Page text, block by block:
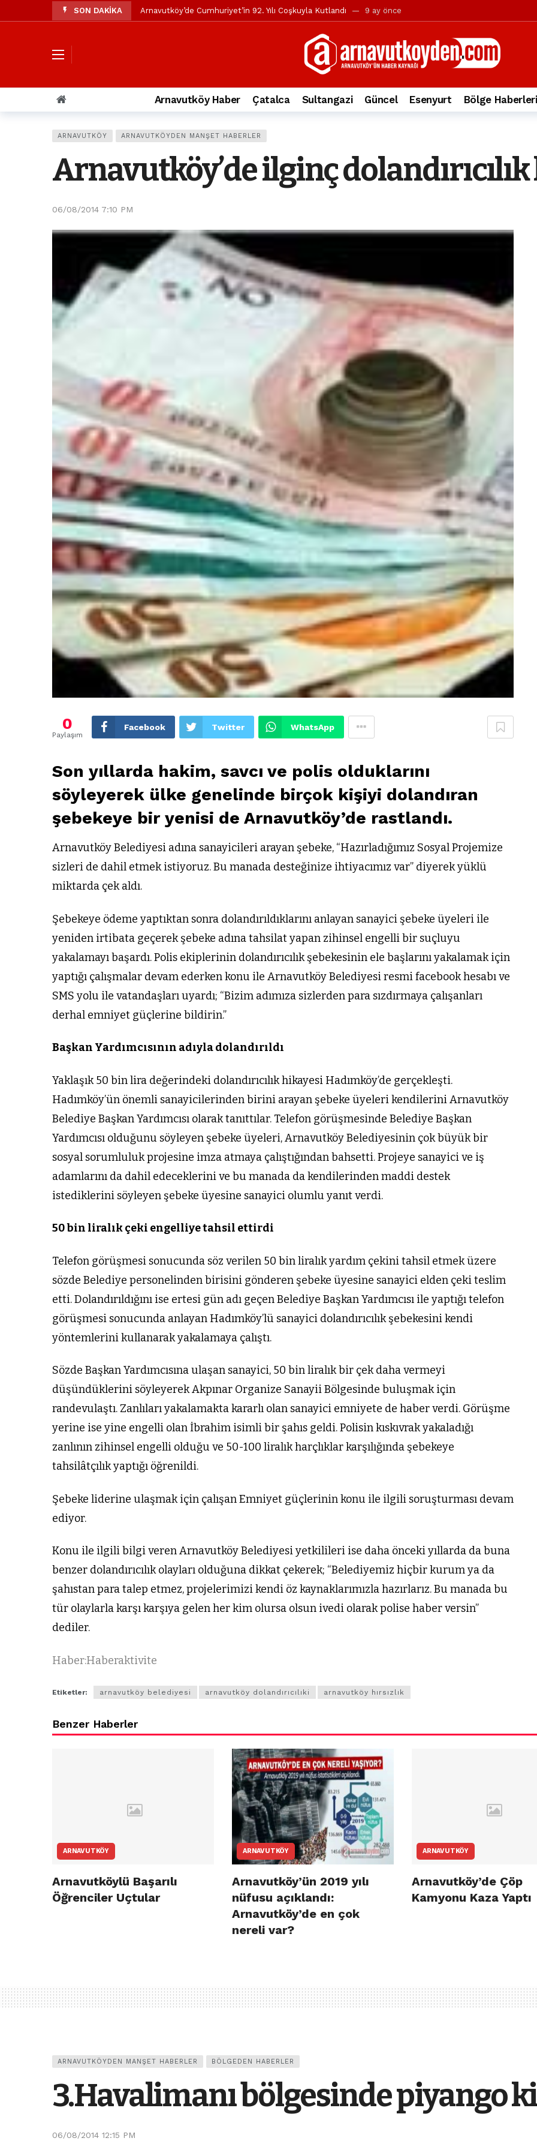
SON DAKİKA Arnavutköy’de Cumhuriyet’in 92. Yılı Coşkuyla Kutlandı 9 ay önce
Özgür Özel’den Arnavutköy Belediyesi’ne ve Mustafa Candaroğlu’na yönelik suçlamalar 10 ay önce
Arnavutköy’ün nüfusu 2024 yılında 344.868’e ulaştı 2 yıl önce
Arnavutköy Taşoluk’ta seyir halindeki otomobil alev alev yandı. 2 yıl önce
Arnavutköy İmrahor Mahallesi sakinleri protesto gösterisi düzenledi 2 yıl önce
Toprak kaydı: 3 hafriyat kamyonu birbirlerinin üzerine devrildi
İstanbul Havalimanı yolundaki kazada, taksideki yolcu öldü 3 yıl önce
Arnavutkoy Belediyesi’ne su baskını tepkisi 3 yıl önce
Arnavutköy Haber Çatalca Sultangazi Güncel Esenyurt Bölge Haberleri
ARNAVUTKÖY ARNAVUTKÖYDEN MANŞET HABERLER
Arnavutköy’de ilginç
06/08/2014 7:10 PM
0
Paylaşım
Facebook Twitter WhatsApp
Son yıllarda hakim, savcı ve polis olduklarını
söyleyerek ülke genelinde birçok kişiyi dolandıran
şebekeye bir yenisi de Arnavutköy’de rastlandı.
Arnavutköy Belediyesi adına sanayicileri arayan şebeke, “Hazırladığımız Sosyal Projemize
sizleri de dahil etmek istiyoruz. Bu manada desteğinize ihtiyacımız var” diyerek yüklü
miktarda çek aldı.
Şebekeye ödeme yaptıktan sonra dolandırıldıklarını anlayan sanayici şebeke üyeleri ile
yeniden irtibata geçerek şebeke adına tahsilat yapan zihinsel engelli bir suçluyu
yakalamayı başardı. Polis ekiplerinin dolandırıcılık şebekesinin ele başlarını yakalamak için
yaptığı çalışmalar devam ederken konu ile Arnavutköy Belediyesi resmi facebook hesabı ve
SMS yolu ile vatandaşları uyardı; “Bizim adımıza sizlerden para sızdırmaya çalışanları
derhal emniyet güçlerine bildirin.”
Başkan Yardımcısının adıyla dolandırıldı
Yaklaşık 50 bin lira değerindeki dolandırıcılık hikayesi Hadımköy’de gerçekleşti.
Hadımköy’ün önemli sanayicilerinden birini arayan şebeke üyeleri kendilerini Arnavutköy
Belediye Başkan Yardımcısı olarak tanıttılar. Telefon görüşmesinde Belediye Başkan
Yardımcısı olduğunu söyleyen şebeke üyeleri, Arnavutköy Belediyesinin çok büyük bir
sosyal sorumluluk projesine imza atmaya çalıştığından bahsetti. Projeye sanayici ve iş
adamlarını da dahil edeceklerini ve bu manada da kendilerinden maddi destek
istediklerini söyleyen şebeke üyesine sanayici olumlu yanıt verdi.
50 bin liralık çeki engelliye tahsil ettirdi
Telefon görüşmesi sonucunda söz verilen 50 bin liralık yardım çekini tahsil etmek üzere
sözde Belediye personelinden birisini gönderen şebeke üyesine sanayici elden çeki teslim
etti. Dolandırıldığını ise ertesi gün adı geçen Belediye Başkan Yardımcısı ile yaptığı telefon
görüşmesi sonucunda anlayan Hadımköy’lü sanayici dolandırıcılık şebekesini kendi
yöntemlerini kullanarak yakalamaya çalıştı.
Sözde Başkan Yardımcısına ulaşan sanayici, 50 bin liralık bir çek daha vermeyi
düşündüklerini söyleyerek Akpınar Organize Sanayii Bölgesinde buluşmak için
randevulaştı. Zanlıları yakalamakta kararlı olan sanayici emniyete de haber verdi. Görüşme
yerine ise yine engelli olan İbrahim isimli bir şahıs geldi. Polisin kıskıvrak yakaladığı
zanlının zihinsel engelli olduğu ve 50-100 liralık harçlıklar karşılığında şebekeye
tahsilâtçılık yaptığı öğrenildi.
Şebeke liderine ulaşmak için çalışan Emniyet güçlerinin konu ile ilgili soruşturması devam
ediyor.
Konu ile ilgili bilgi veren Arnavutköy Belediyesi yetkilileri ise daha önceki yıllarda da buna
benzer dolandırıcılık olayları olduğuna dikkat çekerek; “Belediyemiz hiçbir kurum ya da
şahıstan para talep etmez, projelerimizi kendi öz kaynaklarımızla hazırlarız. Bu manada bu
tür olaylarla karşı karşıya gelen her kim olursa olsun ivedi olarak polise haber versin”
dediler.
Haber:Haberaktivite
Etiketler: arnavutköy belediyesi arnavutköy dolandırıcılıki arnavutköy hırsızlık
ve
ARNAVUTKÖY
Arnavutköy’ün
nüfusu 2024
yılında
344.868’e ulaştı
Arnavutköy
Taşoluk’ta seyir
halindeki
otomobil alev
alev yandı.
Benzer Haberler
ARNAVUTKÖY
Arnavutköylü Başarılı
Öğrenciler Uçtular
ARNAVUTKÖY
Arnavutköy’ün 2019 yılı
nüfusu açıklandı:
Arnavutköy’de en çok
nereli var?
ARNAVUTKÖY
Arnavutköy’de Çöp
Kamyonu Kaza Yaptı
ARNAVUTKÖYDEN MANŞET HABERLER BÖLGEDEN HABERLER
3.Havalimanı bölgesinde piyango
06/08/2014 12:15 PM